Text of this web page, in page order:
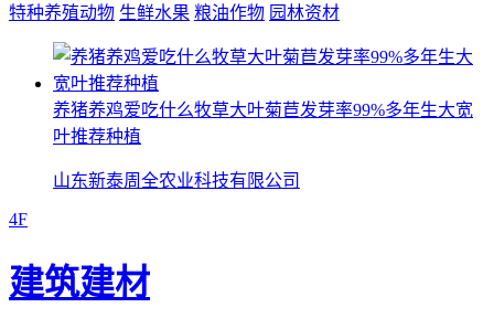
特种养殖动物 生鲜水果 粮油作物 园林资材
养猪养鸡爱吃什么牧草大叶菊苣发芽率99%多年生大宽
叶推荐种植
山东新泰周全农业科技有限公司
4F
建筑建材